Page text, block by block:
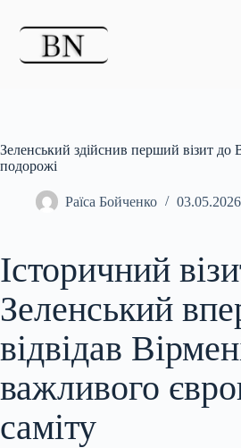
Зеленський здійснив перший візит до
подорожі
Раїса Бойченко 03.05.2026
Історичний
Зеленський
відвідав
важливого
саміту